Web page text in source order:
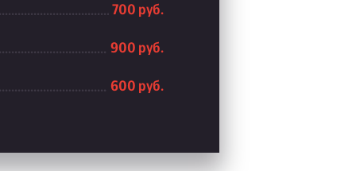
700 руб.
900 руб.
600 руб.